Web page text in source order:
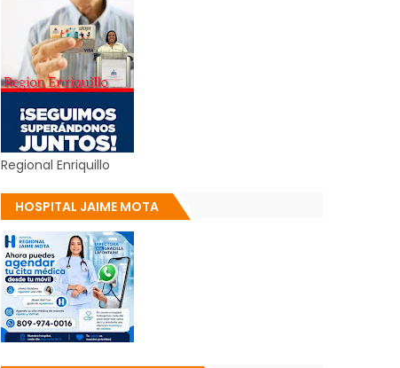
Regional Enriquillo
HOSPITAL JAIME MOTA